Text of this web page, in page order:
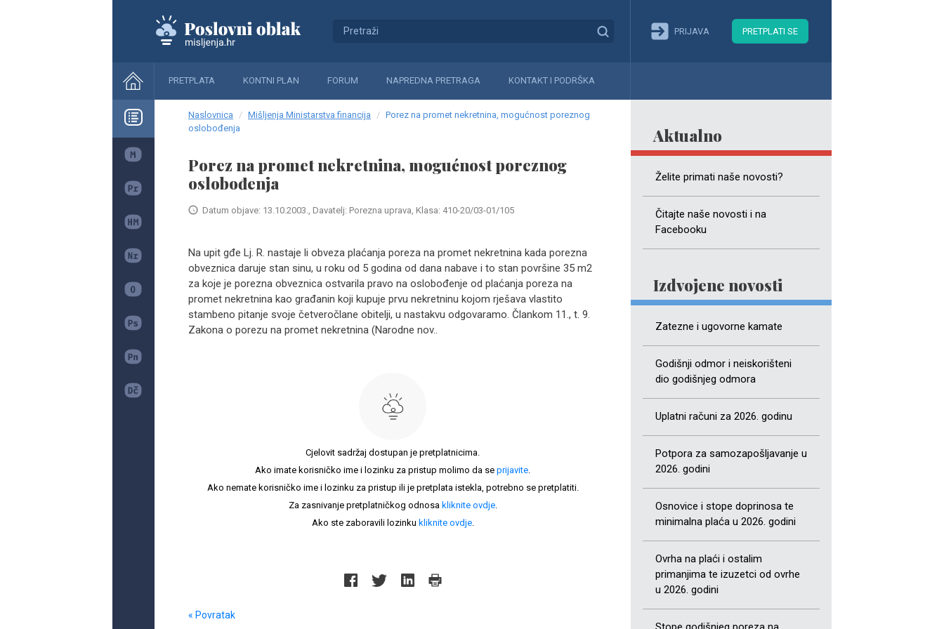
PRIJAVA PRETPLATI SE
PRETPLATA KONTNI PLAN FORUM NAPREDNA PRETRAGA KONTAKT I PODRŠKA
Aktualno
Želite primati naše novosti?
Čitajte naše novosti i na
Facebooku
Izdvojene novosti
Zatezne i ugovorne kamate
Godišnji odmor i neiskorišteni
dio godišnjeg odmora
Uplatni računi za 2026. godinu
Potpora za samozapošljavanje u
2026. godini
Osnovice i stope doprinosa te
minimalna plaća u 2026. godini
Ovrha na plaći i ostalim
primanjima te izuzetci od ovrhe
u 2026. godini
Naslovnica Mišljenja Ministarstva financija
Porez na promet nekretnina, mogućnost poreznog
oslobođenja
Porez na promet nekretnina, mogućnost poreznog
oslobođenja
Datum objave: 13.10.2003., Davatelj: Porezna uprava, Klasa: 410-20/03-01/105
Na upit gđe Lj. R. nastaje li obveza plaćanja poreza na promet nekretnina kada porezna
obveznica daruje stan sinu, u roku od 5 godina od dana nabave i to stan površine 35 m2
za koje je porezna obveznica ostvarila pravo na oslobođenje od plaćanja poreza na
promet nekretnina kao građanin koji kupuje prvu nekretninu kojom rješava vlastito
stambeno pitanje svoje četveročlane obitelji, u nastakvu odgovaramo. Člankom 11., t. 9.
Zakona o porezu na promet nekretnina (Narodne nov..
Cjelovit sadržaj dostupan je pretplatnicima.
Ako imate korisničko ime i lozinku za pristup molimo da se prijavite.
Ako nemate korisničko ime i lozinku za pristup ili je pretplata istekla, potrebno se pretplatiti.
Za zasnivanje pretplatničkog odnosa kliknite ovdje.
Ako ste zaboravili lozinku kliknite ovdje.
« Povratak